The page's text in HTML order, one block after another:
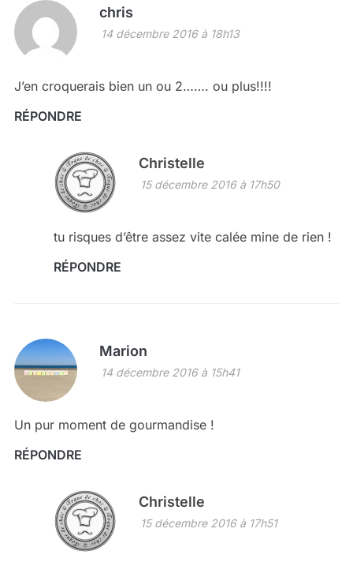
chris
14 décembre 2016 à 18h13
J’en croquerais bien un ou 2……. ou plus!!!!
RÉPONDRE
Christelle
15 décembre 2016 à 17h50
tu risques d’être assez vite calée mine de rien !
RÉPONDRE
Marion
14 décembre 2016 à 15h41
Un pur moment de gourmandise !
RÉPONDRE
Christelle
15 décembre 2016 à 17h51